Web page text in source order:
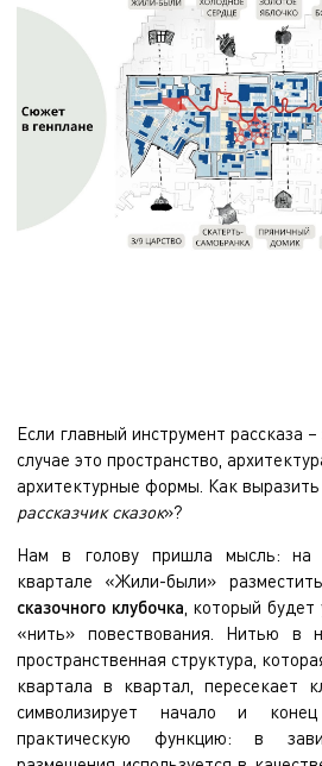
Если главный инструмент рассказа
случае это пространство,
архитектурные формы. Как
рассказчик сказок»?
Нам в голову пришла мысль: на
квартале «Жили-были»
сказочного клубочка , который
«нить» повествования. Нитью в
пространственная структура,
квартала в квартал, пересекает
символизирует начало и
практическую функцию: в